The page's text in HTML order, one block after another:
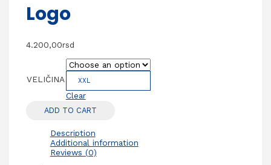
Logo
4.200,00rsd
VELIČINA XXL
Clear
ADD TO CART
Description
Additional information
Reviews (0)